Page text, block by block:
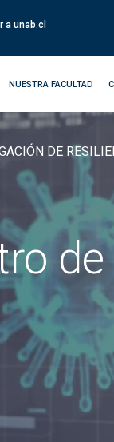
Ir a unab.cl
NUESTRA FACULTAD
DE